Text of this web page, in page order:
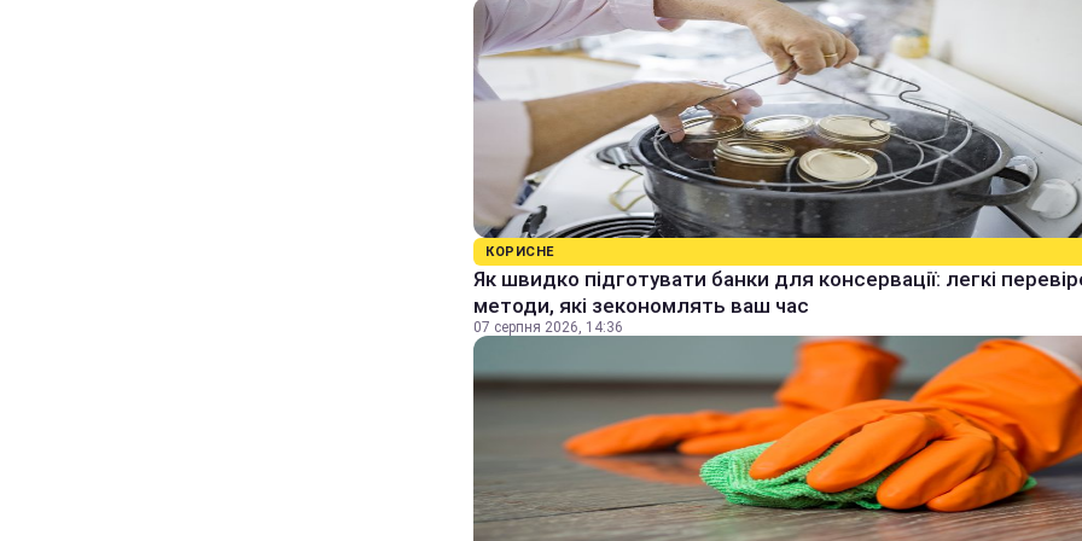
КОРИСНЕ
Як швидко підготувати банки для консервації: легкі
методи, які зекономлять ваш час
07 серпня 2026, 14:36